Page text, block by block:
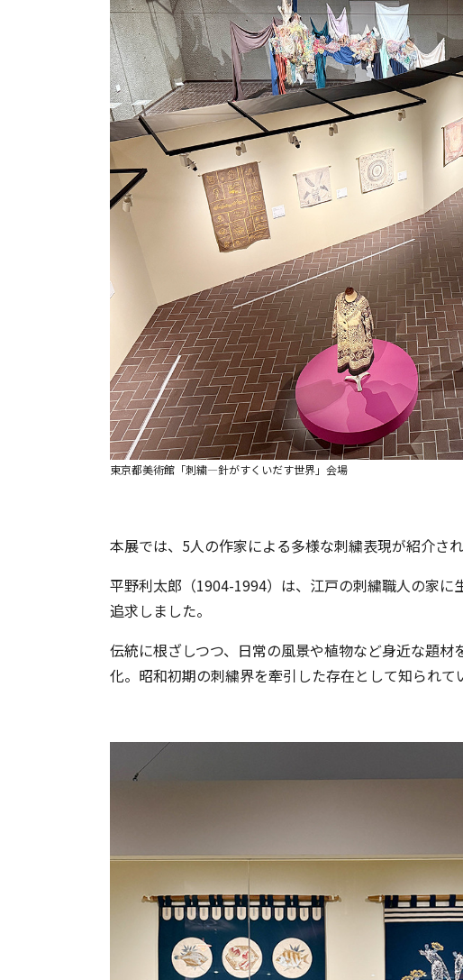
東京都美術館「刺繍―針がすくいだす世界」会場
本展では、5人の作家による多様な刺繍表現が紹介さ
平野利太郎（1904-1994）は、江戸の刺繍職人の家
追求しました。
伝統に根ざしつつ、日常の風景や植物など身近な題
化。昭和初期の刺繍界を牽引した存在として知られて